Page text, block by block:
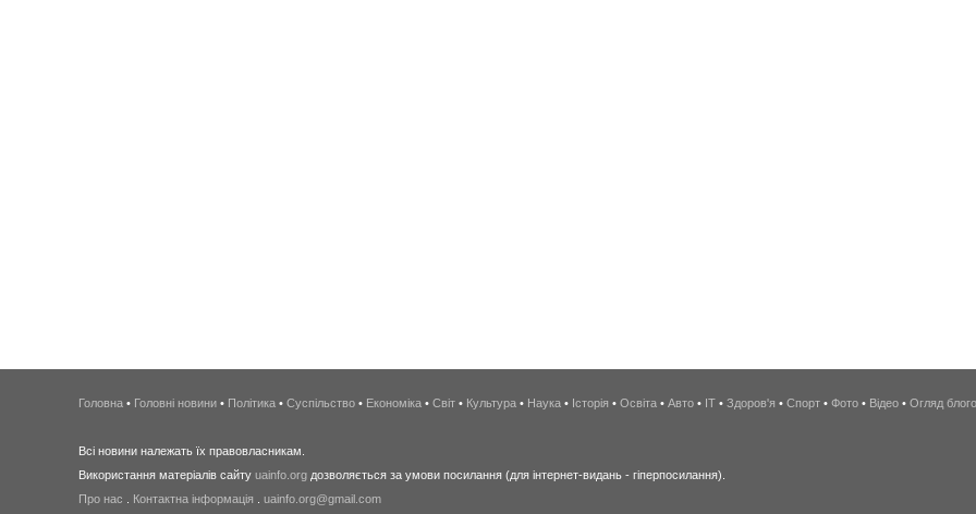
Головна • Головні новини • Політика • Суспільство • Економіка • Світ • Культура • Наука • Історія • Освіта • Авто • IT • Здоров'я • Спорт • Фото • Відео • Огляд
Всі новини належать їх правовласникам.
Використання матеріалів сайту uainfo.org дозволяється за умови посилання (для інтернет-видань - гіперпосилання).
Про нас
Контактна інформація uainfo.org@gmail.com